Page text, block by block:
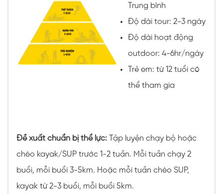
Trung bình
Độ dài tour: 2-3 ngày
Độ dài hoạt động
outdoor: 4-6hr/ngày
Trẻ em: từ 12 tuổi có
thể tham gia
Đề xuất chuẩn bị thể lực: Tập luyện chạy bộ hoặc
chèo kayak/SUP trước 1-2 tuần. Mỗi tuần chạy 2
buổi, mỗi buổi 3-5km. Hoặc mỗi tuần chèo SUP,
kayak từ 2-3 buổi, mỗi buổi 5km.